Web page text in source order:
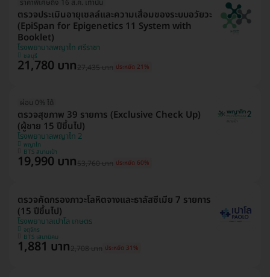
ราคาพิเศษถึง 16 ส.ค. เท่านั้น
ตรวจประเมินอายุเซลล์และความเสื่อมของระบบอวัยวะ
(EpiSpan for Epigenetics 11 System with
Booklet)
โรงพยาบาลพญาไท ศรีราชา
ชลบุรี
21,780 บาท27,435 บาท ประหยัด 21%
ผ่อน 0% ได้
ตรวจสุขภาพ 39 รายการ (Exclusive Check Up)
(ผู้ชาย 15 ปีขึ้นไป)
โรงพยาบาลพญาไท 2
พญาไท
BTS สนามเป้า
19,990 บาท53,760 บาท ประหยัด 60%
ตรวจคัดกรองภาวะโลหิตจางและธาลัสซีเมีย 7 รายการ
(15 ปีขึ้นไป)
โรงพยาบาลเปาโล เกษตร
จตุจักร
BTS เสนานิคม
1,881 บาท2,708 บาท ประหยัด 31%